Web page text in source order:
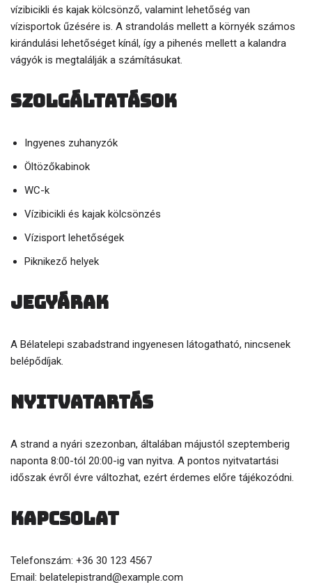
vízibicikli és kajak kölcsönző, valamint lehetőség van
vízisportok űzésére is. A strandolás mellett a környék számos
kirándulási lehetőséget kínál, így a pihenés mellett a kalandra
vágyók is megtalálják a számításukat.
Szolgáltatások
Ingyenes zuhanyzók
Öltözőkabinok
WC-k
Vízibicikli és kajak kölcsönzés
Vízisport lehetőségek
Piknikező helyek
Jegyárak
A Bélatelepi szabadstrand ingyenesen látogatható, nincsenek
belépődíjak.
Nyitvatartás
A strand a nyári szezonban, általában májustól szeptemberig
naponta 8:00-tól 20:00-ig van nyitva. A pontos nyitvatartási
időszak évről évre változhat, ezért érdemes előre tájékozódni.
Kapcsolat
Telefonszám: +36 30 123 4567
Email: belatelepistrand@example.com